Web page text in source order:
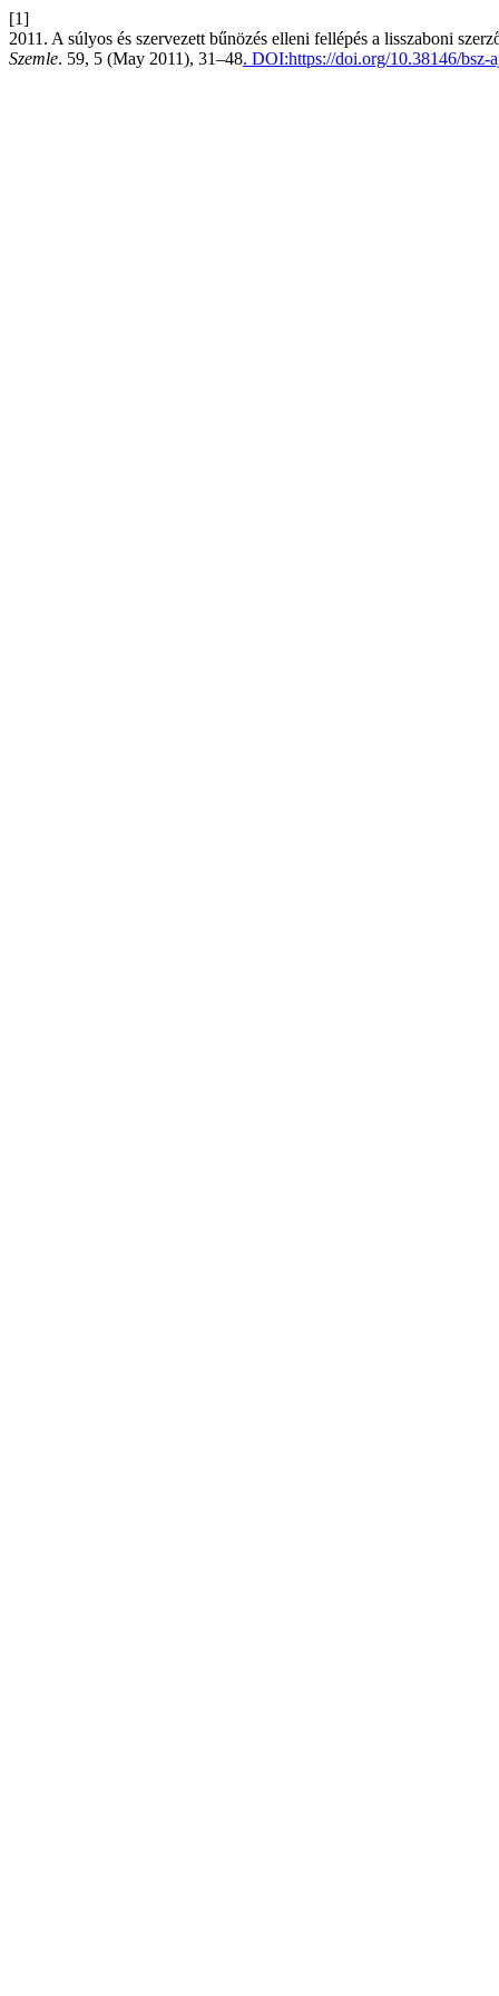
[1]
2011. A súlyos és szervezett bűnözés elleni fellépés a lisszaboni
Szemle. 59, 5 (May 2011), 31–48. DOI:https://doi.org/10.38146/bsz-